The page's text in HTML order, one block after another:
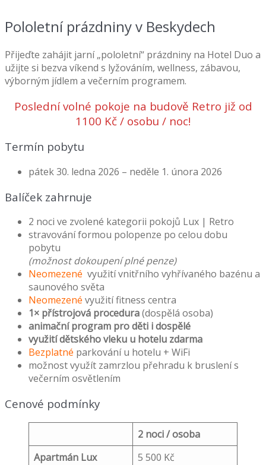
Pololetní prázdniny v Beskydech
Přijeďte zahájit jarní „pololetní“ prázdniny na Hotel Duo a
užijte si bezva víkend s lyžováním, wellness, zábavou,
výborným jídlem a večerním programem.
Poslední volné pokoje na budově Retro již od
1100 Kč / osobu / noc!
Termín pobytu
pátek 30. ledna 2026 – neděle 1. února 2026
Balíček zahrnuje
2 noci ve zvolené kategorii pokojů Lux | Retro
stravování formou polopenze po celou dobu
pobytu
(možnost dokoupení plné penze)
Neomezené využití vnitřního vyhřívaného bazénu a
saunového světa
Neomezené využití fitness centra
1× přístrojová procedura(dospělá osoba)
animační program pro děti i dospělé
využití dětského vleku u hotelu zdarma
Bezplatné parkování u hotelu + WiFi
možnost využít zamrzlou přehradu k bruslení s
večerním osvětlením
Cenové podmínky
2 noci / osoba
Apartmán Lux
5 500 Kč